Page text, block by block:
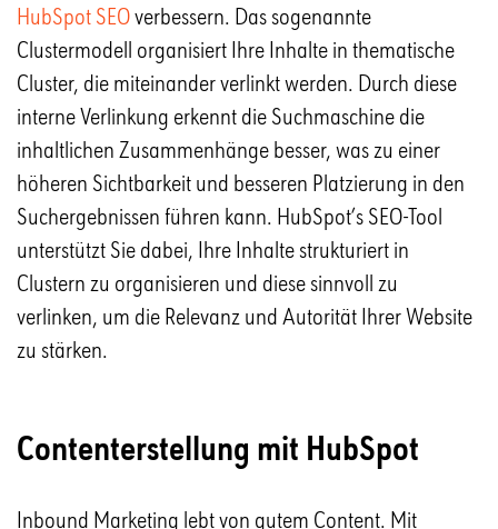
HubSpot SEOverbessern. Das sogenannte
Clustermodell organisiert Ihre Inhalte in thematische
Cluster, die miteinander verlinkt werden. Durch diese
interne Verlinkung erkennt die Suchmaschine die
inhaltlichen Zusammenhänge besser, was zu einer
höheren Sichtbarkeit und besseren Platzierung in den
Suchergebnissen führen kann. HubSpot’s SEO-Tool
unterstützt Sie dabei, Ihre Inhalte strukturiert in
Clustern zu organisieren und diese sinnvoll zu
verlinken, um die Relevanz und Autorität Ihrer Website
zu stärken.
Contenterstellung mit HubSpot
Inbound Marketing lebt von gutem Content. Mit